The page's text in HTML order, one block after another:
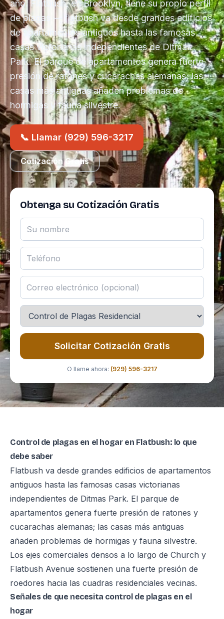
año. Flatbush, en Brooklyn, tiene su propio perfil
de plagas — flatbush va desde grandes edificios
de apartamentos antiguos hasta las famosas
casas victorianas independientes de Ditmas
Park. El parque de apartamentos genera fuerte
presión de ratones y cucarachas alemanas; las
casas más antiguas añaden problemas de
hormigas y fauna silvestre.
📞 Llamar (929) 596-3217
Cotización Gratis
Obtenga su Cotización Gratis
Solicitar Cotización Gratis
O llame ahora: (929) 596-3217
Control de plagas en el hogar en Flatbush: lo que
debe saber
Flatbush va desde grandes edificios de apartamentos
antiguos hasta las famosas casas victorianas
independientes de Ditmas Park. El parque de
apartamentos genera fuerte presión de ratones y
cucarachas alemanas; las casas más antiguas
añaden problemas de hormigas y fauna silvestre.
Los ejes comerciales densos a lo largo de Church y
Flatbush Avenue sostienen una fuerte presión de
roedores hacia las cuadras residenciales vecinas.
Señales de que necesita control de plagas en el
hogar